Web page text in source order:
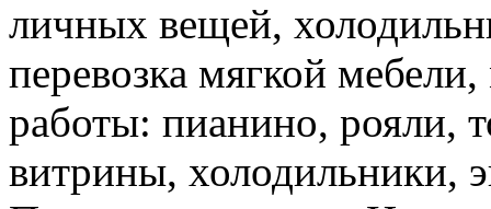
личных вещей,
перевозка мягкой
работы: пианино, рояли,
витрины, холодильники,